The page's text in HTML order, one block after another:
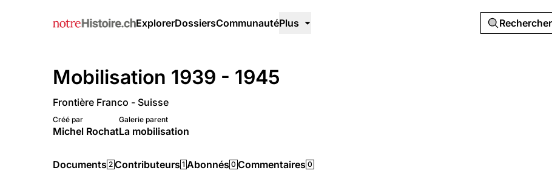
ExplorerDossiersCommunautéPlus
Mobilisation 1939 - 1945
Frontière Franco - Suisse
Créé par
Michel Rochat
Galerie parent
La mobilisation
Documents 2 Contributeurs 1 Abonnés 0 Commentaires 0